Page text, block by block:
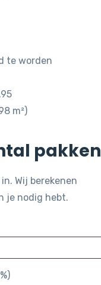
te worden
m²)
pakken
Wij berekenen
je nodig hebt.